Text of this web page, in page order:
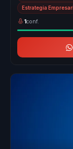
Estrategia
1conf.